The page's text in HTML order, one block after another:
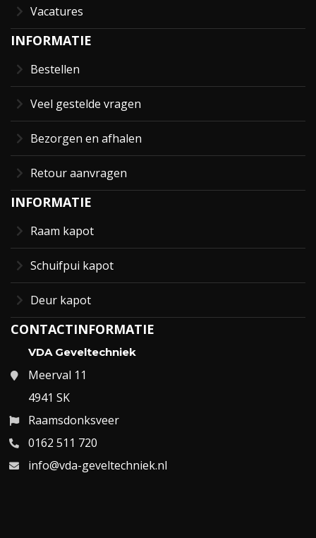
Vacatures
INFORMATIE
Bestellen
Veel gestelde vragen
Bezorgen en afhalen
Retour aanvragen
INFORMATIE
Raam kapot
Schuifpui kapot
Deur kapot
CONTACTINFORMATIE
VDA Geveltechniek
Meerval 11
4941 SK
Raamsdonksveer
0162 511 720
info@vda-geveltechniek.nl